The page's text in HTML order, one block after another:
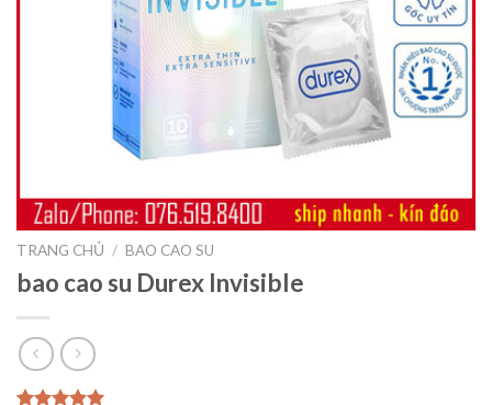
TRANG CHỦ / BAO CAO SU
bao cao su Durex Invisible